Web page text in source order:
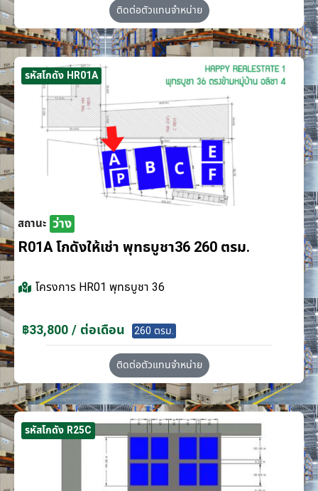
ติดต่อตัวแทนจำหน่าย
รหัสโกดัง HR01A
สถานะ ว่าง
R01A โกดังให้เช่า พุทธบูชา36 260 ตรม.
โครงการ HR01 พุทธบูชา 36
฿33,800 / ต่อเดือน 260 ตรม.
ติดต่อตัวแทนจำหน่าย
รหัสโกดัง R25C